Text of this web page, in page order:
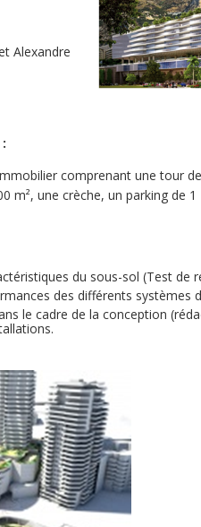
Alexandre
comprenant une tour
m², une crèche, un parking de 1
du sous-sol (Test de
des différents systèmes
le cadre de la conception